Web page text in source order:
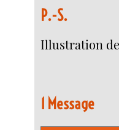
P.-S.
Illustration
1 Message